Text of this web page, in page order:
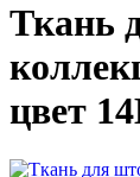
Ткань
цвет